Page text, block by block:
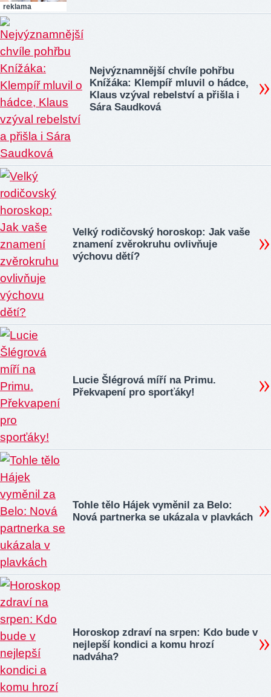
reklama
Nejvýznamnější chvíle pohřbu
Knížáka: Klempíř mluvil o hádce,
Klaus vzýval rebelství a přišla i
Sára Saudková
Velký rodičovský horoskop: Jak vaše
znamení zvěrokruhu ovlivňuje
výchovu dětí?
Lucie Šlégrová míří na Primu.
Překvapení pro sporťáky!
Tohle tělo Hájek vyměnil za Belo:
Nová partnerka se ukázala v plavkách
Horoskop zdraví na srpen: Kdo bude v
nejlepší kondici a komu hrozí
nadváha?